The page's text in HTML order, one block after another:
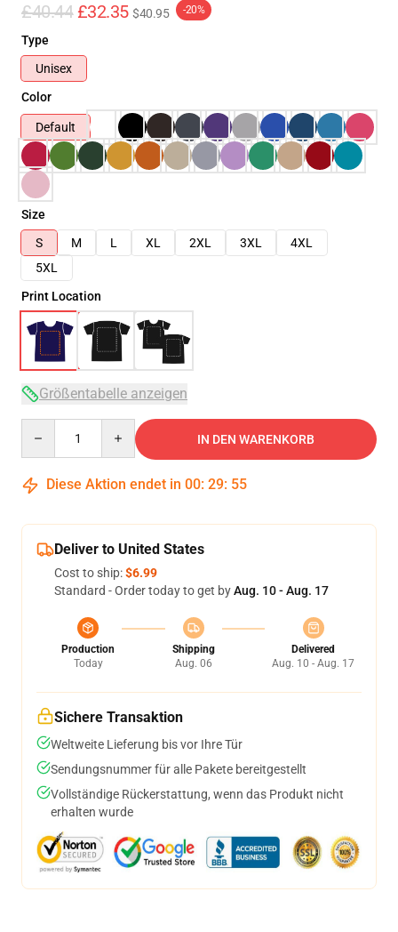
£40.44 £32.35 $40.95 -20%
Type
Unisex
Color
Default
Size
S
M L XL 2XL 3XL
4XL
5XL
Print Location
Größentabelle anzeigen
IN DEN WARENKORB
Diese Aktion endet in 00: 29: 54
Deliver to United States
Cost to ship:$6.99
Standard - Order today to get byAug. 10 - Aug. 17
Production
Today
Shipping
Aug. 06
Delivered
Aug. 10 - Aug. 17
Sichere Transaktion
Weltweite Lieferung bis vor Ihre Tür
Sendungsnummer für alle Pakete bereitgestellt
Vollständige Rückerstattung, wenn das Produkt nicht
erhalten wurde